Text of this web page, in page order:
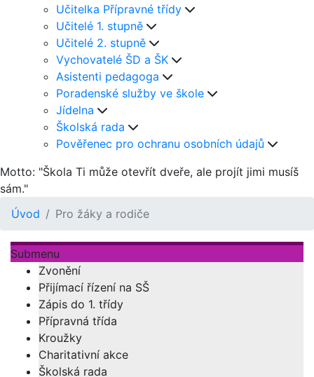
Učitelka Přípravné třídy
Učitelé 1. stupně
Učitelé 2. stupně
Vychovatelé ŠD a ŠK
Asistenti pedagoga
Poradenské služby ve škole
Jídelna
Školská rada
Pověřenec pro ochranu osobních údajů
Motto: "Škola Ti může otevřít dveře, ale projít jimi musíš
sám."
Úvod
Pro žáky a rodiče
Submenu
Zvonění
Přijímací řízení na SŠ
Zápis do 1. třídy
Přípravná třída
Kroužky
Charitativní akce
Školská rada